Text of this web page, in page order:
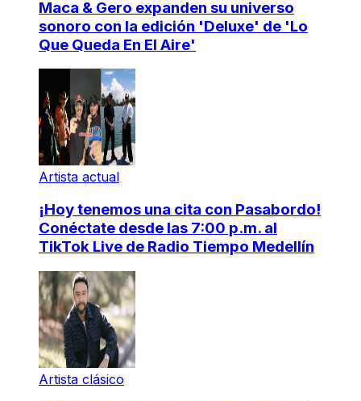
Maca & Gero expanden su universo
sonoro con la edición 'Deluxe' de 'Lo
Que Queda En El Aire'
Artista actual
¡Hoy tenemos una cita con Pasabordo!
Conéctate desde las 7:00 p.m. al
TikTok Live de Radio Tiempo Medellín
Artista clásico